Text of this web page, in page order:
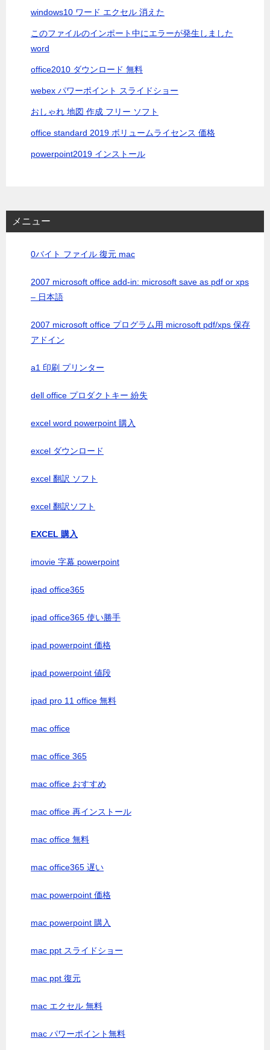
windows10 ワード エクセル 消えた
このファイルのインポート中にエラーが発生しました
word
office2010 ダウンロード 無料
webex パワーポイント スライドショー
おしゃれ 地図 作成 フリー ソフト
office standard 2019 ボリュームライセンス 価格
powerpoint2019 インストール
メニュー
0バイト ファイル 復元 mac
2007 microsoft office add-in: microsoft save as pdf or xps
– 日本語
2007 microsoft office プログラム用 microsoft pdf/xps 保存
アドイン
a1 印刷 プリンター
dell office プロダクトキー 紛失
excel word powerpoint 購入
excel ダウンロード
excel 翻訳 ソフト
excel 翻訳ソフト
EXCEL 購入
imovie 字幕 powerpoint
ipad office365
ipad office365 使い勝手
ipad powerpoint 価格
ipad powerpoint 値段
ipad pro 11 office 無料
mac office
mac office 365
mac office おすすめ
mac office 再インストール
mac office 無料
mac office365 遅い
mac powerpoint 価格
mac powerpoint 購入
mac ppt スライドショー
mac ppt 復元
mac エクセル 無料
mac パワーポイント無料